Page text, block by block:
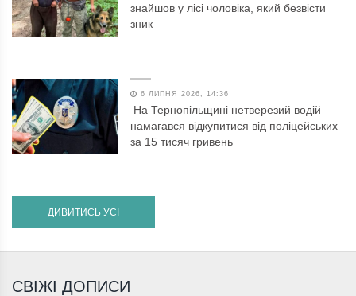
знайшов у лісі чоловіка, який безвісти
зник
6 ЛИПНЯ 2026, 14:36
На Тернопільщині нетверезий водій
намагався відкупитися від поліцейських
за 15 тисяч гривень
ДИВИТИСЬ УСІ
СВІЖІ ДОПИСИ